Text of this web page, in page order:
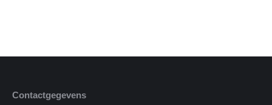
Contactgegevens